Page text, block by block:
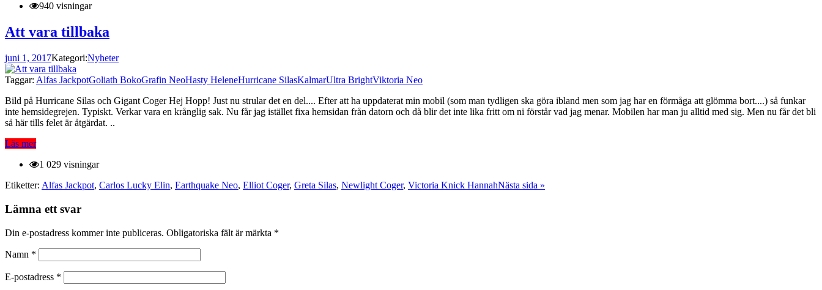
940 visningar
Att vara tillbaka
juni 1, 2017Kategori:Nyheter
Taggar: Alfas JackpotGoliath BokoGrafin NeoHasty HeleneHurricane SilasKalmarUltra BrightViktoria Neo
Bild på Hurricane Silas och Gigant Coger Hej Hopp! Just nu strular det en del.... Efter att ha uppdaterat min mobil (som man tydligen ska göra ibland men som jag har en förmåga att glömma bort....) så funkar
inte hemsidegrejen. Typiskt. Verkar vara en krånglig sak. Nu får jag istället fixa hemsidan från datorn och då blir det inte lika fritt om ni förstår vad jag menar. Mobilen har man ju alltid med sig. Men nu får det bli
så här tills felet är åtgärdat. ..
Läs mer
1 029 visningar
Etiketter: Alfas Jackpot, Carlos Lucky Elin, Earthquake Neo, Elliot Coger, Greta Silas, Newlight Coger, Victoria Knick HannahNästa sida »
Lämna ett svar
Din e-postadress kommer inte publiceras. Obligatoriska fält är märkta *
Namn *
E-postadress *